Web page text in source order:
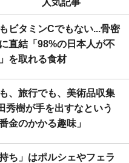
ビタミンCでもない...骨密
直結「98%の日本人が不
を取れる食材
、旅行でも、美術品収集
秀樹が手を出すなという
金のかかる趣味」
ち」はポルシェやフェラ